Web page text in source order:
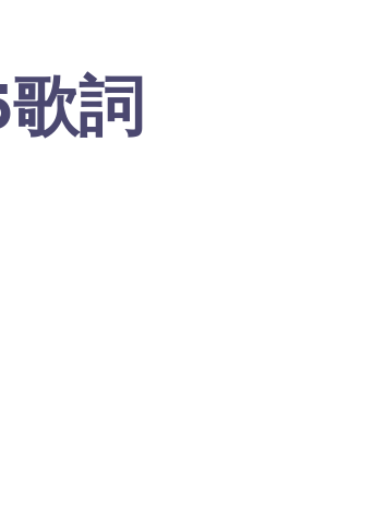
歌詞